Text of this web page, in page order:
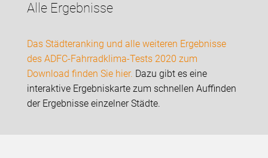
Alle Ergebnisse
Das Städteranking und alle weiteren Ergebnisse
des ADFC-Fahrradklima-Tests 2020 zum
Download finden Sie hier. Dazu gibt es eine
interaktive Ergebniskarte zum schnellen Auffinden
der Ergebnisse einzelner Städte.